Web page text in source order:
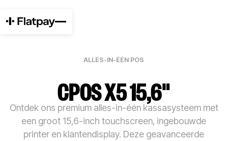
ALLES-IN-ÉÉN POS
CPOS X5 15,6"
Ontdek ons premium alles-in-één kassasysteem met
een groot 15,6-inch touchscreen, ingebouwde
printer en klantendisplay. Deze geavanceerde